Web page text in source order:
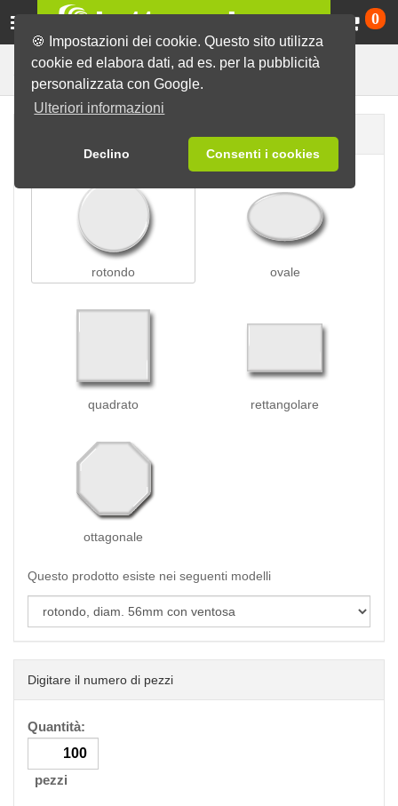
🍪 Impostazioni dei cookie. Questo sito utilizza
cookie ed elabora dati, ad es. per la pubblicità
personalizzata con Google.
Ulteriori informazioni
Declino Consenti i cookies
0
Spille Spille con ventosa
rotondo ovale
quadrato rettangolare
ottagonale
Questo prodotto esiste nei seguenti modelli
Digitare il numero di pezzi
Quantità:
pezzi